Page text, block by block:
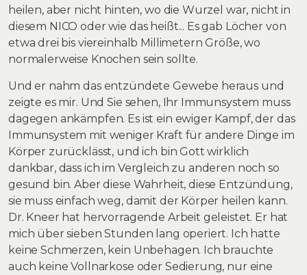
heilen, aber nicht hinten, wo die Wurzel war, nicht in
diesem NICO oder wie das heißt... Es gab Löcher von
etwa drei bis viereinhalb Millimetern Größe, wo
normalerweise Knochen sein sollte.
Und er nahm das entzündete Gewebe heraus und
zeigte es mir. Und Sie sehen, Ihr Immunsystem muss
dagegen ankämpfen. Es ist ein ewiger Kampf, der das
Immunsystem mit weniger Kraft für andere Dinge im
Körper zurücklässt, und ich bin Gott wirklich
dankbar, dass ich im Vergleich zu anderen noch so
gesund bin. Aber diese Wahrheit, diese Entzündung,
sie muss einfach weg, damit der Körper heilen kann.
Dr. Kneer hat hervorragende Arbeit geleistet. Er hat
mich über sieben Stunden lang operiert. Ich hatte
keine Schmerzen, kein Unbehagen. Ich brauchte
auch keine Vollnarkose oder Sedierung, nur eine